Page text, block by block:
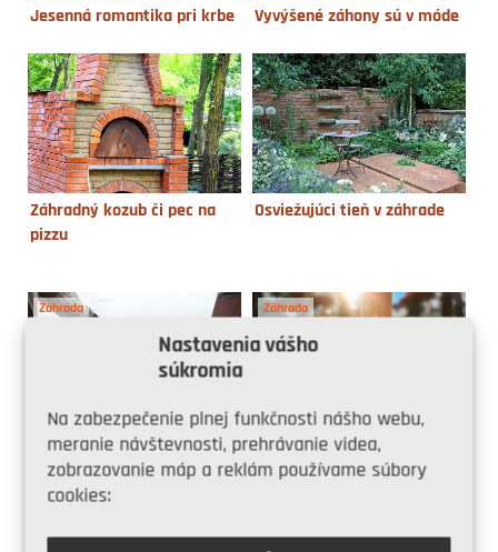
Nastavenia vášho
súkromia
Na zabezpečenie plnej funkčnosti nášho webu,
meranie návštevnosti, prehrávanie videa,
zobrazovanie máp a reklám používame súbory
cookies:
Jesenná romantika pri krbe Vyvýšené záhony sú v móde
Záhradný kozub či pec na
pizzu
Osviežujúci tieň v záhrade
Záhrada
Čím pri poľadovici nahradiť
posypovú soľ?
Záhrada
Prvú májovú sobotu
oslavujeme Svetový deň